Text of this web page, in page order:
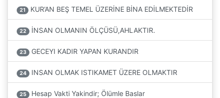
21 KUR’AN BEŞ TEMEL ÜZERİNE BİNA EDİLMEKTEDİR
22 İNSAN OLMANIN ÖLÇÜSÜ,AHLAKTIR.
23 GECEYI KADIR YAPAN KURANDIR
24 INSAN OLMAK ISTIKAMET ÜZERE OLMAKTIR
25 Hesap Vakti Yakindir; Ölümle Baslar